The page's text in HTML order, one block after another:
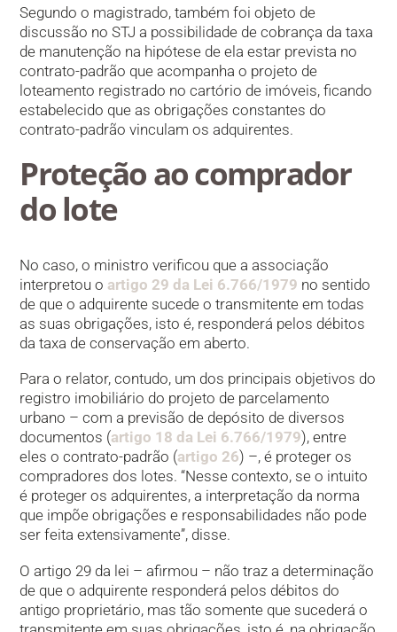
Segundo o magistrado, também foi objeto de
discussão no STJ a possibilidade de cobrança da taxa
de manutenção na hipótese de ela estar prevista no
contrato-padrão que acompanha o projeto de
loteamento registrado no cartório de imóveis, ficando
estabelecido que as obrigações constantes do
contrato-padrão vinculam os adquirentes.
Proteção ao comprador
do lote
No caso, o ministro verificou que a associação
interpretou o artigo 29 da Lei 6.766/1979 no sentido
de que o adquirente sucede o transmitente em todas
as suas obrigações, isto é, responderá pelos débitos
da taxa de conservação em aberto.
Para o relator, contudo, um dos principais objetivos do
registro imobiliário do projeto de parcelamento
urbano – com a previsão de depósito de diversos
documentos (artigo 18 da Lei 6.766/1979), entre
eles o contrato-padrão (artigo 26) –, é proteger os
compradores dos lotes. “Nesse contexto, se o intuito
é proteger os adquirentes, a interpretação da norma
que impõe obrigações e responsabilidades não pode
ser feita extensivamente”, disse.
O artigo 29 da lei – afirmou – não traz a determinação
de que o adquirente responderá pelos débitos do
antigo proprietário, mas tão somente que sucederá o